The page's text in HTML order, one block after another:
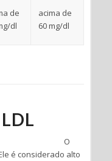
de
dl
acima de
60 mg/dl
O
é considerado alto